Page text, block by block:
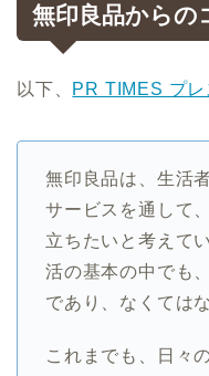
無印良品からの
以下、 PR TIMES プレ
無印良品は、生活
サービスを通して
立ちたいと考えて
活の基本の中でも
であり、なくては
これまでも、日々